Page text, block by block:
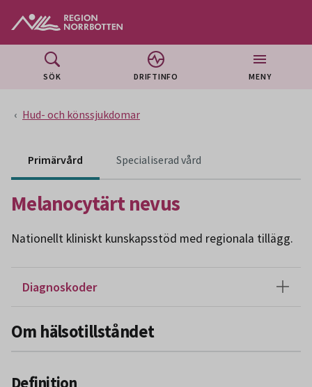
SÖK DRIFTINFO MENY
Hud- och könssjukdomar
Primärvård Specialiserad vård
Melanocytärt nevus
Nationellt kliniskt kunskapsstöd med regionala tillägg.
Diagnoskoder
Om hälsotillståndet
Definition